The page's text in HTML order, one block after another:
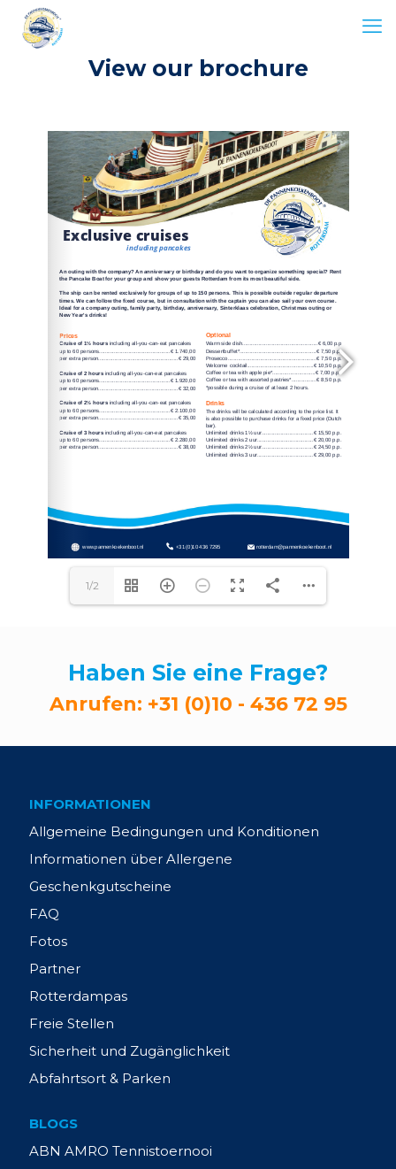
View our brochure
1/2
Haben Sie eine Frage?
Anrufen: +31 (0)10 - 436 72 95
INFORMATIONEN
Allgemeine Bedingungen und Konditionen
Informationen über Allergene
Geschenkgutscheine
FAQ
Fotos
Partner
Rotterdampas
Freie Stellen
Sicherheit und Zugänglichkeit
Abfahrtsort & Parken
BLOGS
ABN AMRO Tennistoernooi